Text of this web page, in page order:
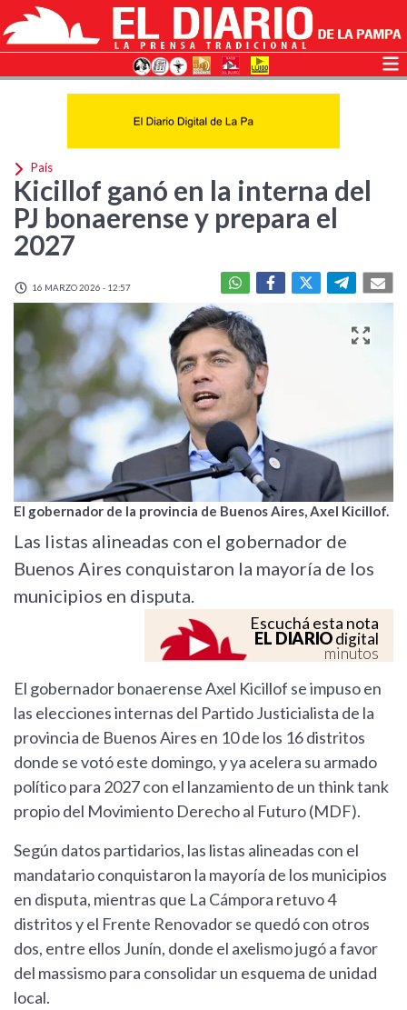
País
Kicillof ganó en la interna del
PJ bonaerense y prepara el
2027
16 MARZO 2026 - 12:57
El gobernador de la provincia de Buenos Aires, Axel Kicillof.
Las listas alineadas con el gobernador de
Buenos Aires conquistaron la mayoría de los
municipios en disputa.
Escuchá esta nota
EL DIARIOdigital
minutos
El gobernador bonaerense Axel Kicillof se impuso en
las elecciones internas del Partido Justicialista de la
provincia de Buenos Aires en 10 de los 16 distritos
donde se votó este domingo, y ya acelera su armado
político para 2027 con el lanzamiento de un think tank
propio del Movimiento Derecho al Futuro (MDF).
Según datos partidarios, las listas alineadas con el
mandatario conquistaron la mayoría de los municipios
en disputa, mientras que La Cámpora retuvo 4
distritos y el Frente Renovador se quedó con otros
dos, entre ellos Junín, donde el axelismo jugó a favor
del massismo para consolidar un esquema de unidad
local.